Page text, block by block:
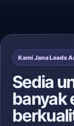
Kami Jana Leads
Sedia
banyak